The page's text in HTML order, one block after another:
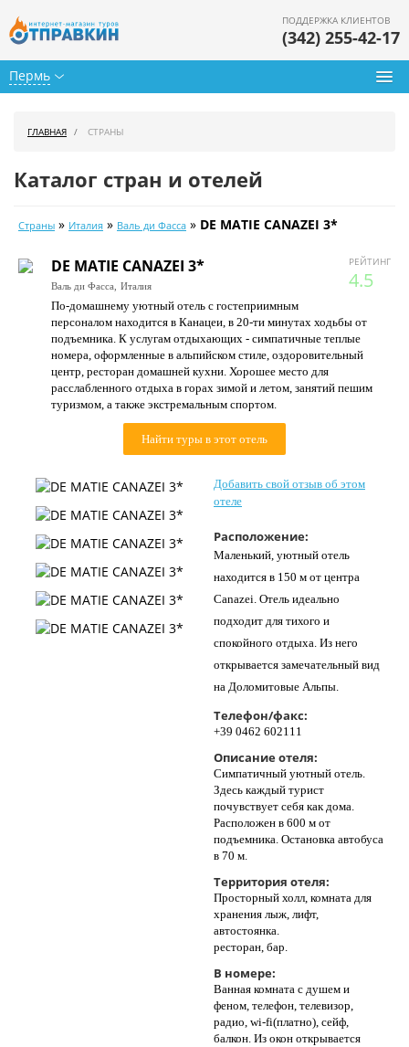
Пермь
ПОДДЕРЖКА КЛИЕНТОВ
(342) 255-42-17
Календарь туров
Цены дня
Страны
Как купить
О нас
ГЛАВНАЯ СТРАНЫ
Каталог стран и отелей
Страны » Италия » Валь ди Фасса » DE MATIE CANAZEI 3*
РЕЙТИНГ
4.5
DE MATIE CANAZEI 3*
Валь ди Фасса, Италия
По-домашнему уютный отель с гостеприимным
персоналом находится в Канацеи, в 20-ти минутах ходьбы от
подъемника. К услугам отдыхающих - симпатичные теплые
номера, оформленные в альпийском стиле, оздоровительный
центр, ресторан домашней кухни. Хорошее место для
расслабленного отдыха в горах зимой и летом, занятий пешим
туризмом, а также экстремальным спортом.
Найти туры в этот отель
Добавить свой отзыв об этом
отеле
Расположение:
Маленький, уютный отель
находится в 150 м от центра
Canazei. Отель идеально
подходит для тихого и
спокойного отдыха. Из него
открывается замечательный вид
на Доломитовые Альпы.
Телефон/факс:
+39 0462 602111
Описание отеля:
Симпатичный уютный отель.
Здесь каждый турист
почувствует себя как дома.
Расположен в 600 м от
подъемника. Остановка автобуса
в 70 м.
Территория отеля:
Просторный холл, комната для
хранения лыж, лифт,
автостоянка.
ресторан, бар.
В номере:
Ванная комната с душем и
феном, телефон, телевизор,
радио, wi-fi(платно), сейф,
балкон. Из окон открывается